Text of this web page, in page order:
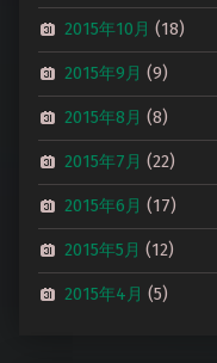
2015年10月 (18)
2015年9月 (9)
2015年8月 (8)
2015年7月 (22)
2015年6月 (17)
2015年5月 (12)
2015年4月 (5)